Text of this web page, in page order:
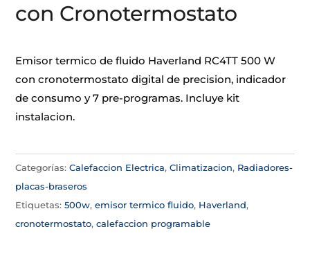
con Cronotermostato
Emisor termico de fluido Haverland RC4TT 500 W
con cronotermostato digital de precision, indicador
de consumo y 7 pre-programas. Incluye kit
instalacion.
Categorías:Calefaccion Electrica,Climatizacion, Radiadores-
placas-braseros
Etiquetas:500w,emisor termico fluido, Haverland,
cronotermostato,calefaccion programable